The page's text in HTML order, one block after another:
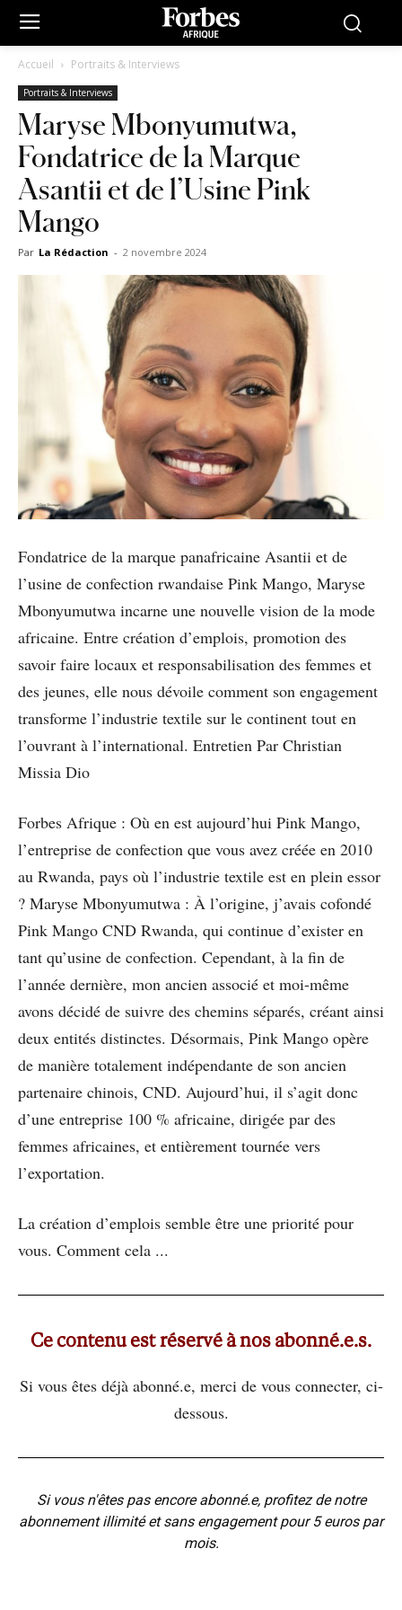
Accueil Portraits & Interviews
Portraits & Interviews
Maryse Mbonyumutwa,
Fondatrice de la Marque
Asantii et de l’Usine Pink
Mango
Par La Rédaction - 2 novembre 2024
Fondatrice de la marque panafricaine Asantii et de
l’usine de confection rwandaise Pink Mango, Maryse
Mbonyumutwa incarne une nouvelle vision de la mode
africaine. Entre création d’emplois, promotion des
savoir faire locaux et responsabilisation des femmes et
des jeunes, elle nous dévoile comment son engagement
transforme l’industrie textile sur le continent tout en
l’ouvrant à l’international. Entretien Par Christian
Missia Dio
Forbes Afrique : Où en est aujourd’hui Pink Mango,
l’entreprise de confection que vous avez créée en 2010
au Rwanda, pays où l’industrie textile est en plein essor
? Maryse Mbonyumutwa : À l’origine, j’avais cofondé
Pink Mango CND Rwanda, qui continue d’exister en
tant qu’usine de confection. Cependant, à la fin de
l’année dernière, mon ancien associé et moi-même
avons décidé de suivre des chemins séparés, créant ainsi
deux entités distinctes. Désormais, Pink Mango opère
de manière totalement indépendante de son ancien
partenaire chinois, CND. Aujourd’hui, il s’agit donc
d’une entreprise 100 % africaine, dirigée par des
femmes africaines, et entièrement tournée vers
l’exportation.
La création d’emplois semble être une priorité pour
vous. Comment cela ...
Ce contenu est réservé à nos abonné.e.s.
Si vous êtes déjà abonné.e, merci de vous connecter, ci-
dessous.
Si vous n'êtes pas encore abonné.e, profitez de notre
abonnement illimité et sans engagement pour 5 euros par
mois.